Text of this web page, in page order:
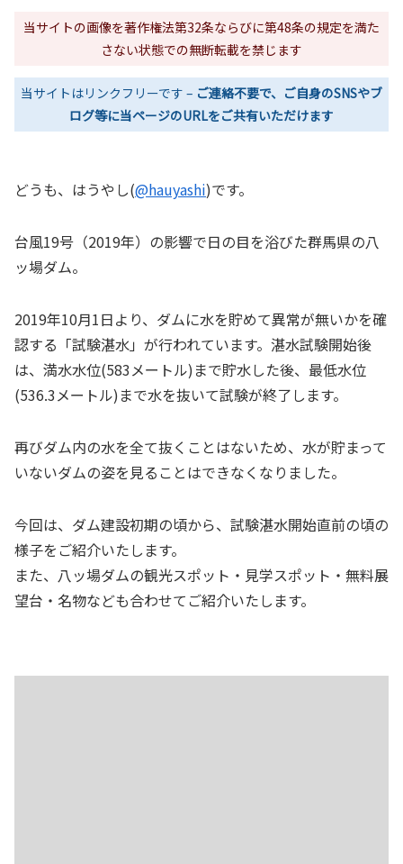
当サイトの画像を著作権法第32条ならびに第48条の規定を満た
さない状態での無断転載を禁じます
当サイトはリンクフリーです – ご連絡不要で、ご自身のSNSやブ
ログ等に当ページのURLをご共有いただけます
どうも、はうやし(@hauyashi)です。
台風19号（2019年）の影響で日の目を浴びた群馬県の八
ッ場ダム。
2019年10月1日より、ダムに水を貯めて異常が無いかを確
認する「試験湛水」が行われています。湛水試験開始後
は、満水水位(583メートル)まで貯水した後、最低水位
(536.3メートル)まで水を抜いて試験が終了します。
再びダム内の水を全て抜くことはないため、水が貯まって
いないダムの姿を見ることはできなくなりました。
今回は、ダム建設初期の頃から、試験湛水開始直前の頃の
様子をご紹介いたします。
また、八ッ場ダムの観光スポット・見学スポット・無料展
望台・名物なども合わせてご紹介いたします。